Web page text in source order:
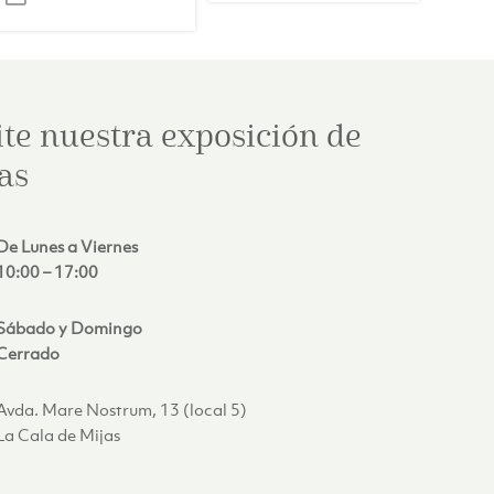
nuestra exposición de
Lunes a Viernes
– 17:00
y Domingo
Mare Nostrum, 13 (local 5)
Cala de Mijas